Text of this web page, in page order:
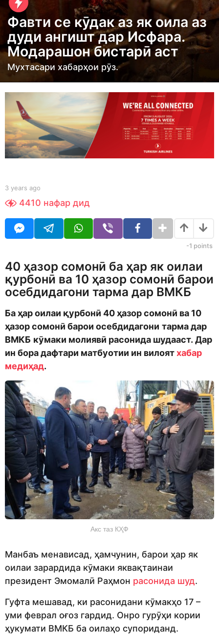
e
a
r
s
a
o
y
e
a
r
a
g
o
Фавти се кӯдак аз як оила аз
дуди ангишт дар Исфара.
Модарашон бистарӣ аст
Мухтасари хабарҳои рӯз.
b
S
h
d
n
3 years ago
e
o
4410 нафар дид
-1 points
40 ҳазор сомонӣ ба ҳар як оилаи
қурбонӣ ва 10 ҳазор сомонӣ барои
осебдидагони тарма дар ВМКБ
Ба ҳар оилаи қурбонӣ 40 ҳазорсомонӣ ва 10
ҳазор сомонӣ барои осебдидагони тарма дар
ВМКБ кӯмаки молиявӣ расонида шудааст. Дар
ин бора дафтари матбуотии ин вилоятхабар
медиҳад.
Акс таз КҲФ
Манбаъ менависад, ҳамчунин, барои ҳар як
оилаи зарардида кӯмаки яквақтаинаи
президент Эмомалӣ Раҳмон расонида шуд.
Гуфта мешавад, ки расонидани кӯмакҳо 17 –
уми феврал оғоз гардид. Онро гурӯҳи кории
ҳукумати ВМКБ ба оилаҳо супориданд.